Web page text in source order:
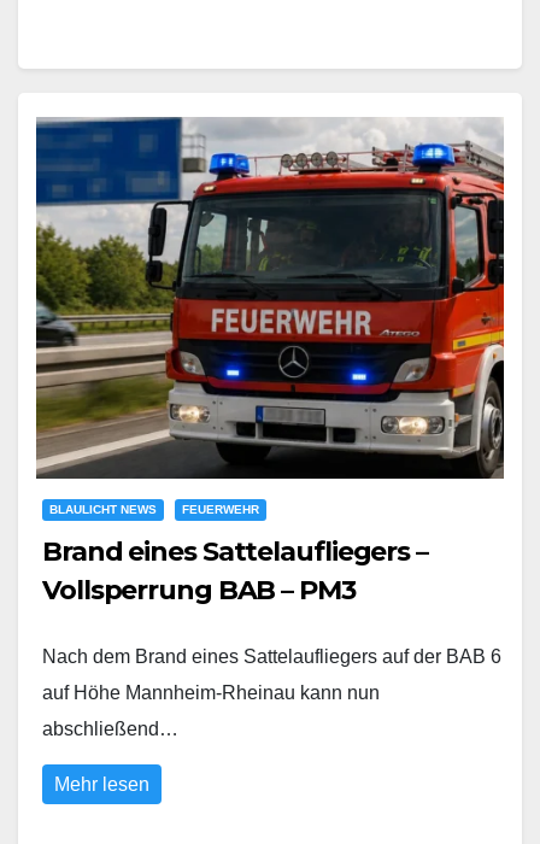
BLAULICHT NEWS FEUERWEHR
Brand eines Sattelaufliegers –
Vollsperrung BAB – PM3
Nach dem Brand eines Sattelaufliegers auf der BAB 6
auf Höhe Mannheim-Rheinau kann nun
abschließend…
Mehr lesen